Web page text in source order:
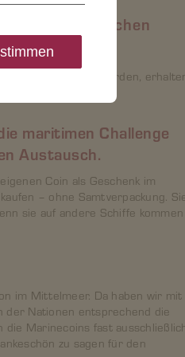
Zu welchen
oder versetzt werden,
maritimen Challenge
Austausch.
Coin als Geschenk im
– ohne Samtverpackung.
sie auf andere Schiffe kommen
im Mittelmeer. Da haben wir mit
der Nationen entsprechend die
Marinecoins fast
zu sagen für den